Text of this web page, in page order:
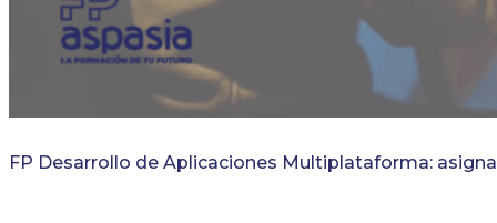
FP Desarrollo de Aplicaciones Multiplataforma: